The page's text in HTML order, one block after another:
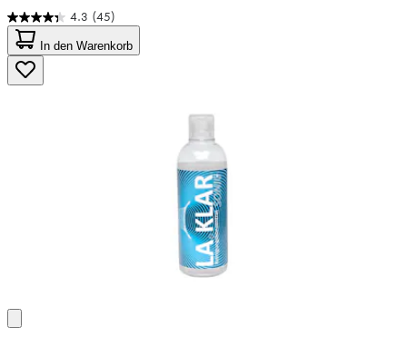
4.3 (45)
4.3
von
5
Sternen.
45
In den Warenkorb